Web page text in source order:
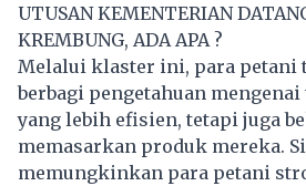
UTUSAN KEMENTERIAN
KREMBUNG, ADA APA ?
Melalui klaster ini, para petani
berbagi pengetahuan
yang lebih efisien, tetapi juga
memasarkan produk mereka.
memungkinkan para petani